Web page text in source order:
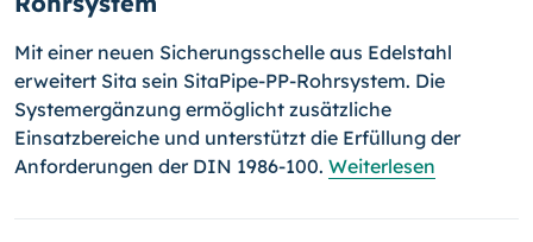
Mit einer neuen Sicherungsschelle aus Edelstahl
erweitert Sita sein SitaPipe-PP-Rohrsystem. Die
Systemergänzung ermöglicht zusätzliche
Einsatzbereiche und unterstützt die Erfüllung der
Anforderungen der DIN 1986-100. Weiterlesen